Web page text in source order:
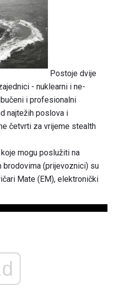
Postoje dvije
- nuklearni i ne-
i profesionalni
najtežih poslova i
četvrti za vrijeme stealth
mogu poslužiti na
(prijevoznici) su
Mate (EM), elektronički